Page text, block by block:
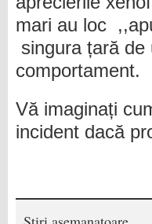
mari au loc
singura țară
comportament.
Vă imaginați
incident dacă